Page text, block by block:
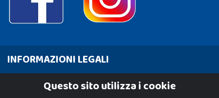
INFORMAZIONI LEGALI
Cookie PolicyQuesto sito utilizza i cookie